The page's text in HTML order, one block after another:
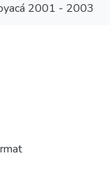
2001 - 2003